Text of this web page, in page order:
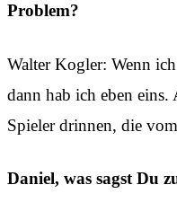
Problem?
Walter Kogler: Wenn
dann hab ich eben
Spieler drinnen, die
Daniel, was sagst Du